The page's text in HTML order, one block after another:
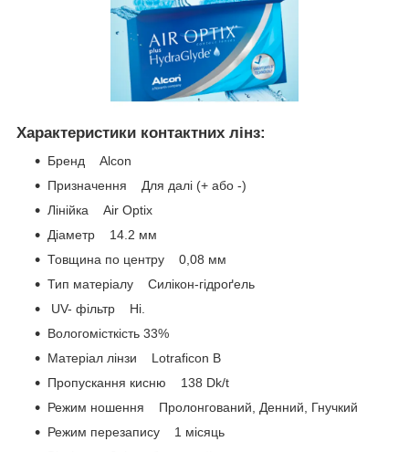
Характеристики контактних лінз:
Бренд Alcon
Призначення Для далі (+ або -)
Лінійка Air Optix
Діаметр 14.2 мм
Товщина по центру 0,08 мм
Тип матеріалу Силікон-гідроґель
UV- фільтр Ні.
Вологомісткість 33%
Матеріал лінзи Lotraficon B
Пропускання кисню 138 Dk/t
Режим ношення Пролонгований, Денний, Гнучкий
Режим перезапису 1 місяць